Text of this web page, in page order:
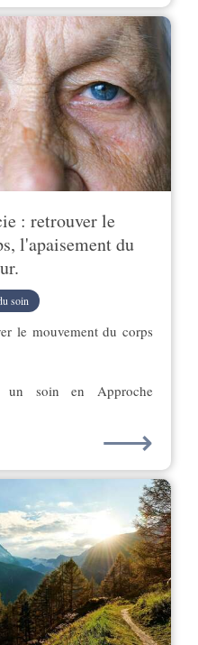
: retrouver le
l'apaisement du
soin
le mouvement du corps
un soin en Approche
⟶